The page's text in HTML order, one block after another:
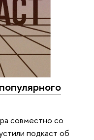
совместно со
подкаст об